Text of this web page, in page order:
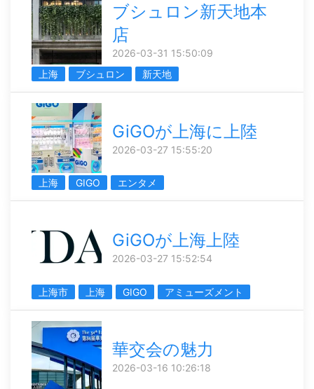
ブシュロン新天地本
店
2026-03-31 15:50:09
上海
ブシュロン 新天地
GiGOが上海に上陸
2026-03-27 15:55:20
上海 GIGO エンタメ
GiGOが上海上陸
2026-03-27 15:52:54
上海市 上海 GIGO アミューズメント
華交会の魅力
2026-03-16 10:26:18